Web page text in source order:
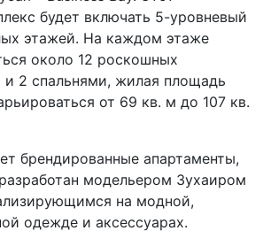
будет включать 5-уровневый
этажей. На каждом этаже
около 12 роскошных
и 2 спальнями, жилая площадь
от 69 кв. м до 107 кв.
брендированные апартаменты,
модельером Зухаиром
на модной,
одежде и аксессуарах.